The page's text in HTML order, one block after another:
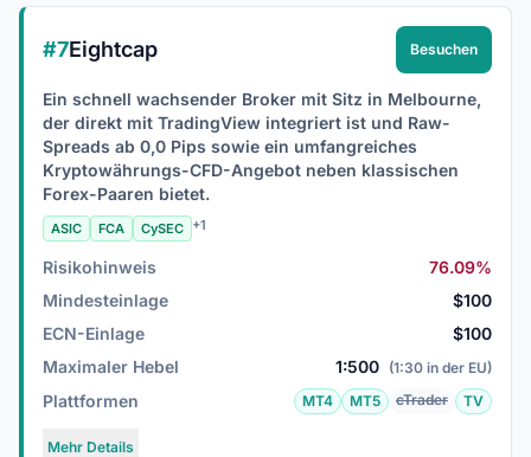
#7Eightcap Besuchen
Ein schnell wachsender Broker mit Sitz in Melbourne,
der direkt mit TradingView integriert ist und Raw-
Spreads ab 0,0 Pips sowie ein umfangreiches
Kryptowährungs-CFD-Angebot neben klassischen
Forex-Paaren bietet.
ASIC FCA CySEC +1
Risikohinweis
76.09%
Mindesteinlage
$100
ECN-Einlage
$100
Maximaler Hebel
1:500 (1:30 in der EU)
Plattformen MT4 MT5 cTrader TV
Mehr Details